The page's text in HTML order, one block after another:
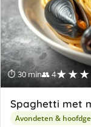
⏱ 30 min👥 4
Spaghetti met
Avondeten &